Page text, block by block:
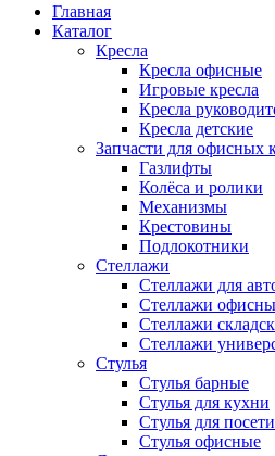
Главная
Каталог
Кресла
Кресла офисные
Игровые кресла
Кресла
Кресла детские
Запчасти для офисных
Газлифты
Колёса и ролики
Механизмы
Крестовины
Подлокотники
Стеллажи
Стеллажи для
Стеллажи
Стеллажи
Стеллажи
Стулья
Стулья барные
Стулья для кухни
Стулья для
Стулья офисные